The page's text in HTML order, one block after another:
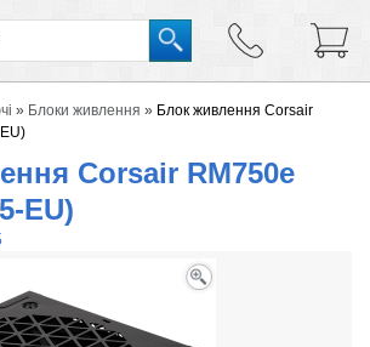
» Блоки живлення » Блок живлення Corsair
Corsair RM750e
EU)